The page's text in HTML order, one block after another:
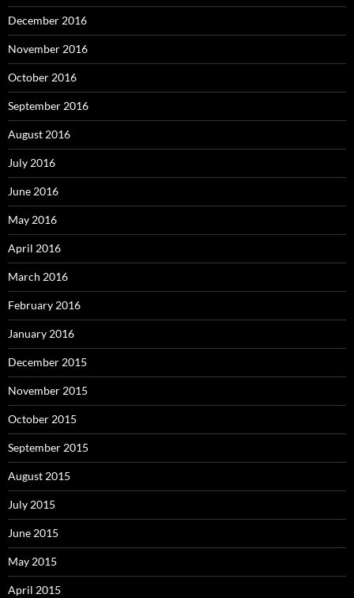
December 2016
November 2016
October 2016
September 2016
August 2016
July 2016
June 2016
May 2016
April 2016
March 2016
February 2016
January 2016
December 2015
November 2015
October 2015
September 2015
August 2015
July 2015
June 2015
May 2015
April 2015